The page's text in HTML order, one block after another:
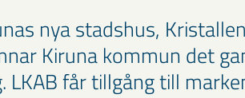
nya stadshus,
Kiruna kommun det
LKAB får tillgång till